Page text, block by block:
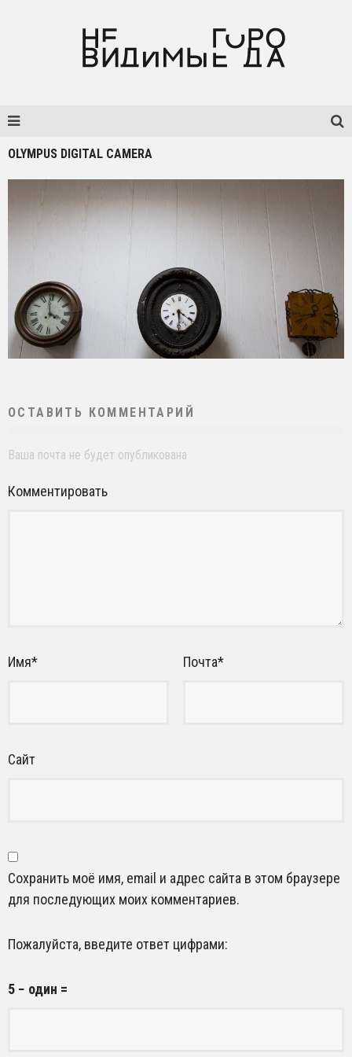
OLYMPUS DIGITAL CAMERA
ОСТАВИТЬ КОММЕНТАРИЙ
Ваша почта не будет опубликована
Комментировать
Имя* Почта*
Сайт
Сохранить моё имя, email и адрес сайта в этом браузере
для последующих моих комментариев.
Пожалуйста, введите ответ цифрами:
5 − один =